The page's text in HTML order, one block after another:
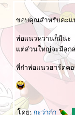
ขอบคุณสำหรับคะแ
พ่อแนวหวานก็มีนะ
ต่ส่วนใหญ่จะมีลูก
พี่ก๋าพ่อแนวฮาร์ดค
ดย: กะว่าก๋า